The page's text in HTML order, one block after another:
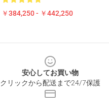
￥384,250 - ￥442,250
安心してお買い物
クリックから配送まで24/7保護